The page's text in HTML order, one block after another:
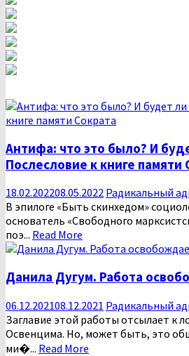
Антифа: что это было? И
Послесловие к книге памяти
18.02.202208.05.2022 Радикальный
В эпилоге «Быть скинхедом»
основатель «Свободного
поэ... Read More
Данила Дугум. Работа
06.12.202108.12.2021 Радикальный
Заглавие этой работы отсылает к
Освенцима. Но, может быть, это
ми�... Read More